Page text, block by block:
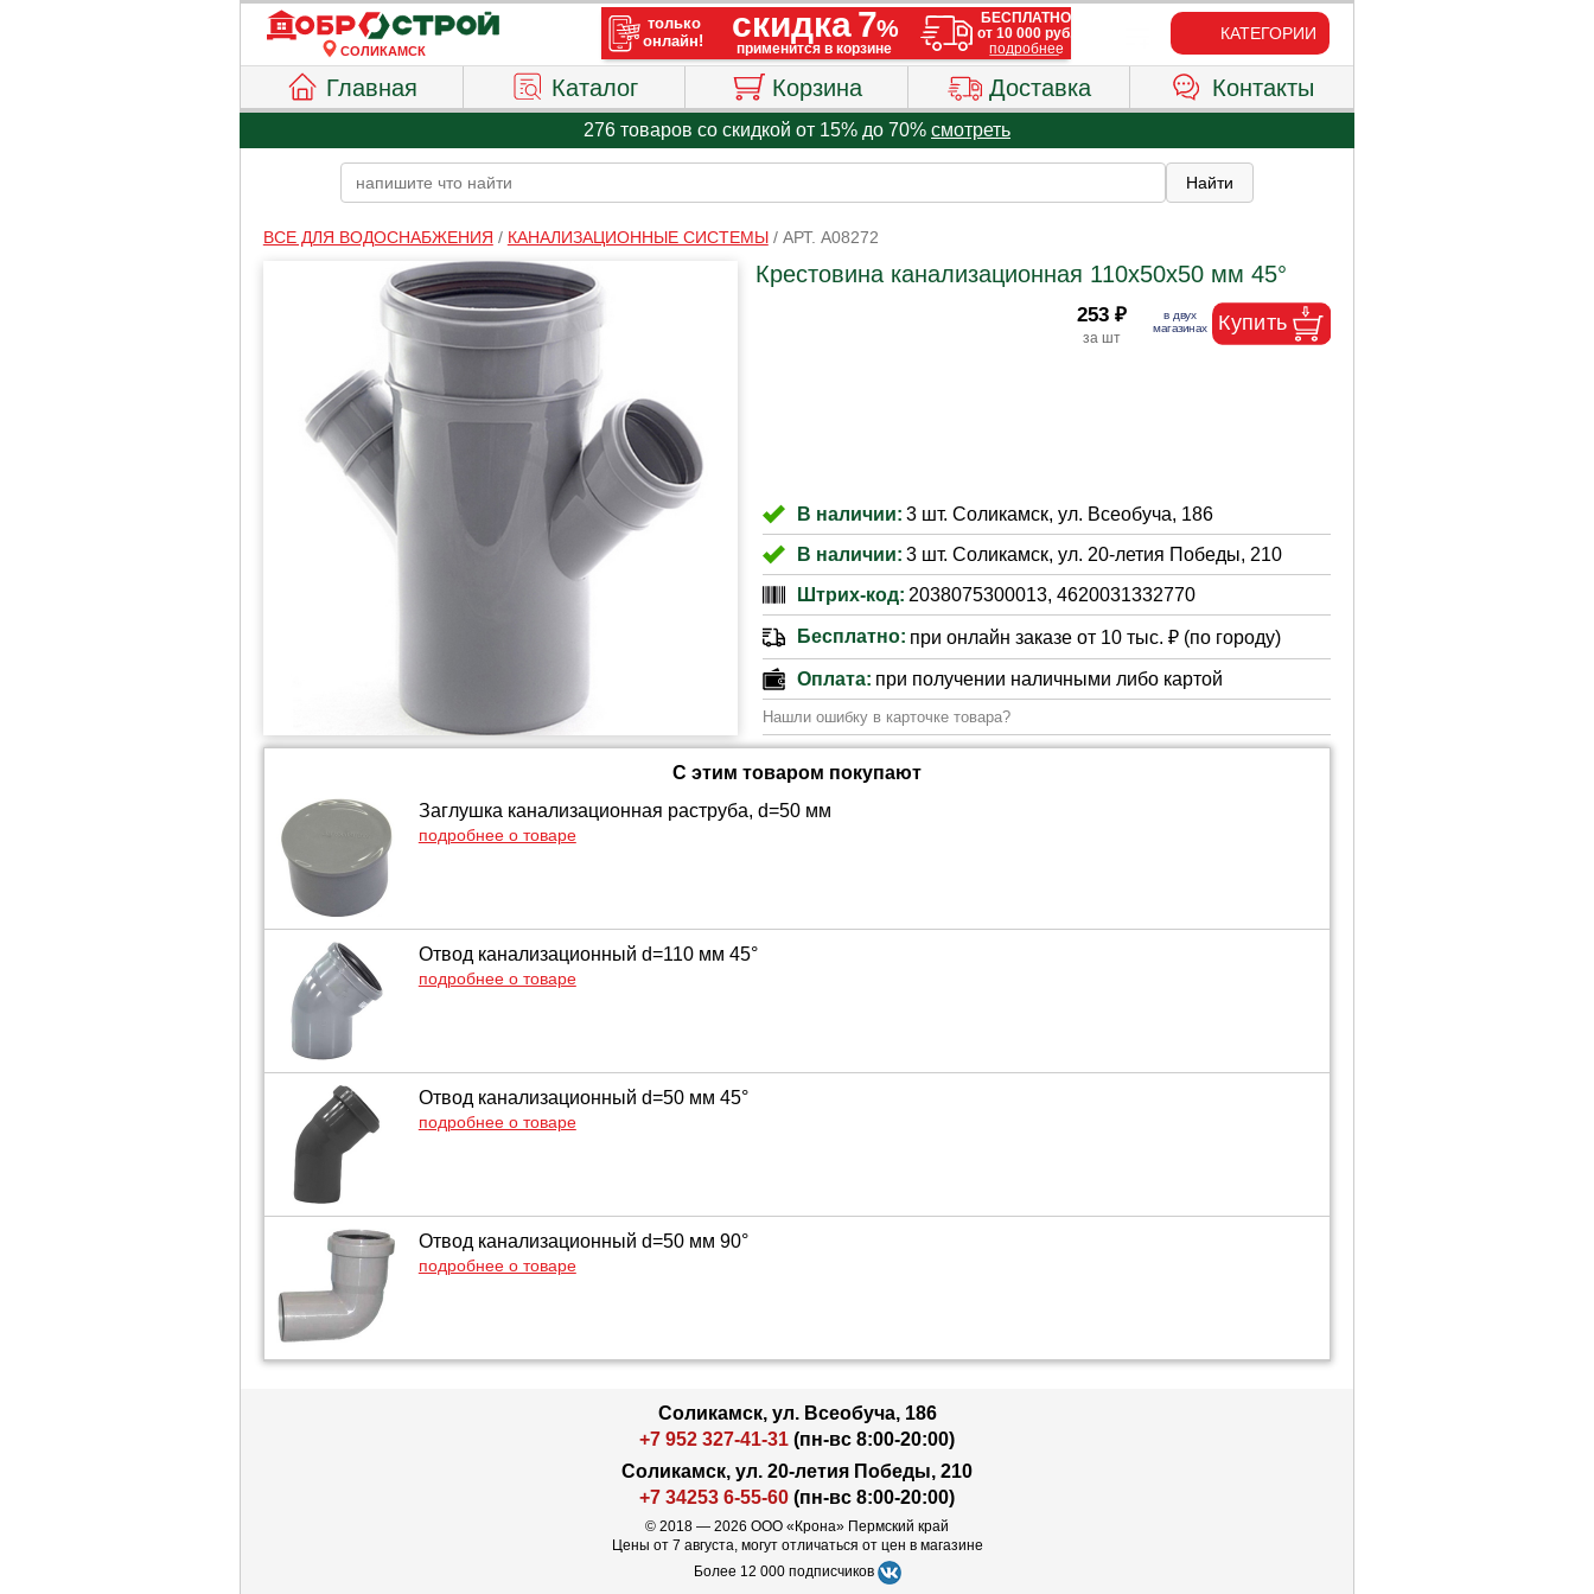
СОЛИКАМСК
КАТЕГОРИИ
Главная Каталог Корзина Доставка Контакты
276 товаров со скидкой от 15% до 70% смотреть
ВСЕ ДЛЯ ВОДОСНАБЖЕНИЯ / КАНАЛИЗАЦИОННЫЕ СИСТЕМЫ/ АРТ. A08272
Крестовина канализационная 110х50х50 мм 45°
253 ₽
В наличии: 3 шт. Соликамск, ул. Всеобуча, 186
В наличии: 3 шт. Соликамск, ул. 20-летия Победы, 210
Штрих-код: 2038075300013, 4620031332770
Бесплатно: при онлайн заказе от 10 тыс. ₽ (по городу)
Оплата: при получении наличными либо картой
Нашли ошибку в карточке товара?
С этим товаром покупают
Заглушка канализационная раструба, d=50 мм
подробнее о товаре
Отвод канализационный d=110 мм 45°
подробнее о товаре
Отвод канализационный d=50 мм 45°
подробнее о товаре
Отвод канализационный d=50 мм 90°
подробнее о товаре
Соликамск, ул. Всеобуча, 186
+7 952 327-41-31 (пн-вс 8:00-20:00)
Соликамск, ул. 20-летия Победы, 210
+7 34253 6-55-60 (пн-вс 8:00-20:00)
© 2018 — 2026 ООО «Крона» Пермский край
Цены от 7 августа, могут отличаться от цен в магазине
Более 12 000 подписчиков